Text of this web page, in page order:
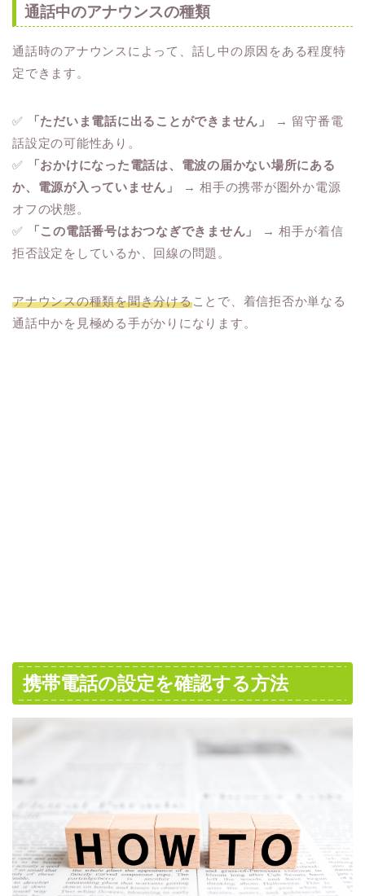
通話中のアナウンスの種類
通話時のアナウンスによって、話し中の原因をある程度特
定できます。
✅ 「ただいま電話に出ることができません」
→ 留守番電
話設定の可能性あり。
✅
「おかけになった電話は、電波の届かない場所にある
か、電源が入っていません」
→ 相手の携帯が圏外か電源
オフの状態。
✅
「この電話番号はおつなぎできません」
→ 相手が着信
拒否設定をしているか、回線の問題。
アナウンスの種類を聞き分けることで、着信拒否か単なる
通話中かを見極める手がかりになります。
携帯電話の設定を確認する方法